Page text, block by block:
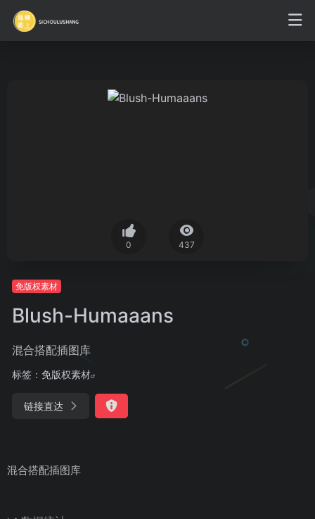
0 437
免版权素材
Blush-Humaaans
混合搭配插图库
标签： 免版权素材
链接直达
混合搭配插图库